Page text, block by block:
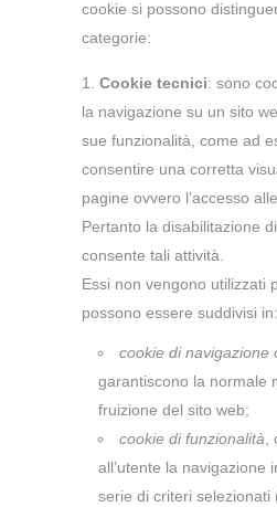
cookie si possono
categorie:
Cookie tecnici: sono
la navigazione su un sito
sue funzionalità, come ad
consentire una corretta
pagine ovvero l’accesso
Pertanto la disabilitazione
consente tali attività.
Essi non vengono utilizzati
possono essere suddivisi in:
cookie di navigazione
garantiscono la normale
fruizione del sito web;
cookie di funzionalità
all’utente la navigazione
serie di criteri selezionati